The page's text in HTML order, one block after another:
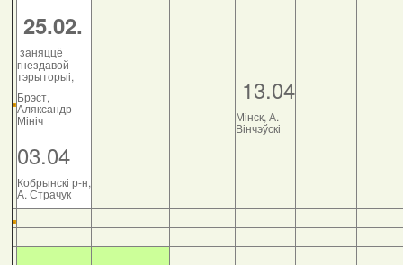
25.02.
заняццё
гнездавой
тэрыторыі,
Брэст,
Аляксандр
Мініч
03.04
Кобрынскі р-н,
А. Страчук
13.04
Мінск, А.
Вінчэўскі